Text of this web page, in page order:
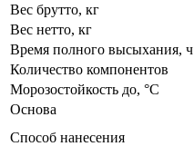
Вес брутто, кг
Вес нетто, кг
Время полного высыхания, ч
Количество компонентов
Морозостойкость до, °С
Основа
Способ нанесения